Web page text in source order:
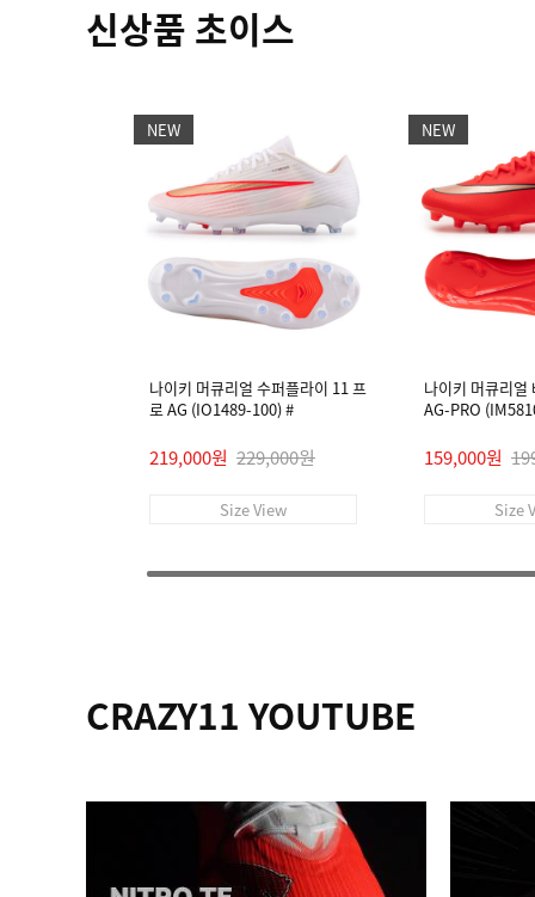
신상품 초이스
NEW
나이키 머큐리얼 수퍼플라이 11 프
로 AG (IO1489-100) #
219,000원 229,000원
Size View
NEW
나이키 머큐리얼
AG-PRO
159,000원
Size
CRAZY11 YOUTUBE